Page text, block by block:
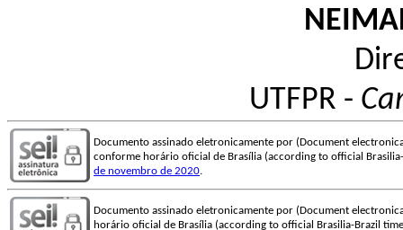
UTFPR -
Documento assinado eletronicamente por (Document
conforme horário oficial de Brasília (according to official
de novembro de 2020.
Documento assinado eletronicamente por (Document
horário oficial de Brasília (according to official Brasilia-Brazil